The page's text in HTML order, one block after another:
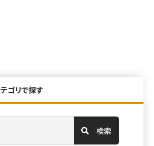
ゴリで探す
検索